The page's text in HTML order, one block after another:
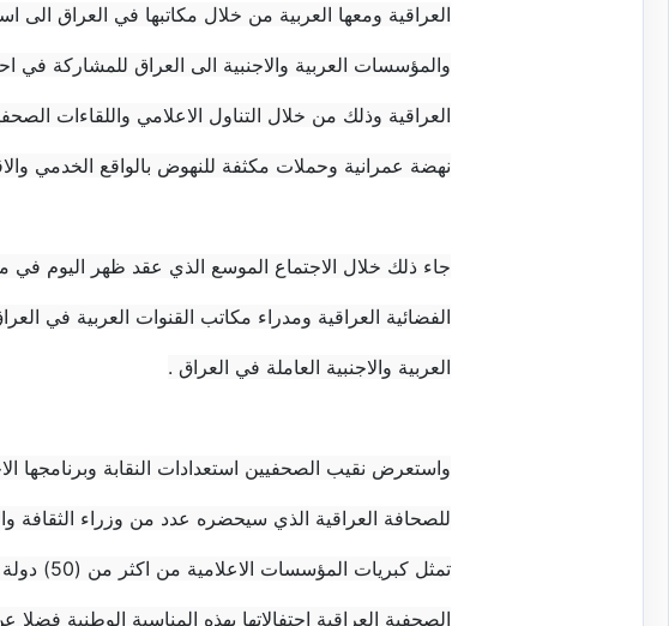
العراقية ومعها العربية من خلال مكاتبها في العراق الى
والمؤسسات العربية والاجنبية الى العراق للمشاركة في
العراقية وذلك من خلال التناول الاعلامي واللقاءات
نهضة عمرانية وحملات مكثفة للنهوض بالواقع الخدمي
جاء ذلك خلال الاجتماع الموسع الذي عقد ظهر اليوم في
الفضائية العراقية ومدراء مكاتب القنوات العربية في
العربية والاجنبية العاملة في العراق .
للصحافة العراقية الذي سيحضره عدد من وزراء الثقافة
تمثل كبريات
الصحفية العراقية احتفالاتها بهذه المناسبة الوطنية فضلا